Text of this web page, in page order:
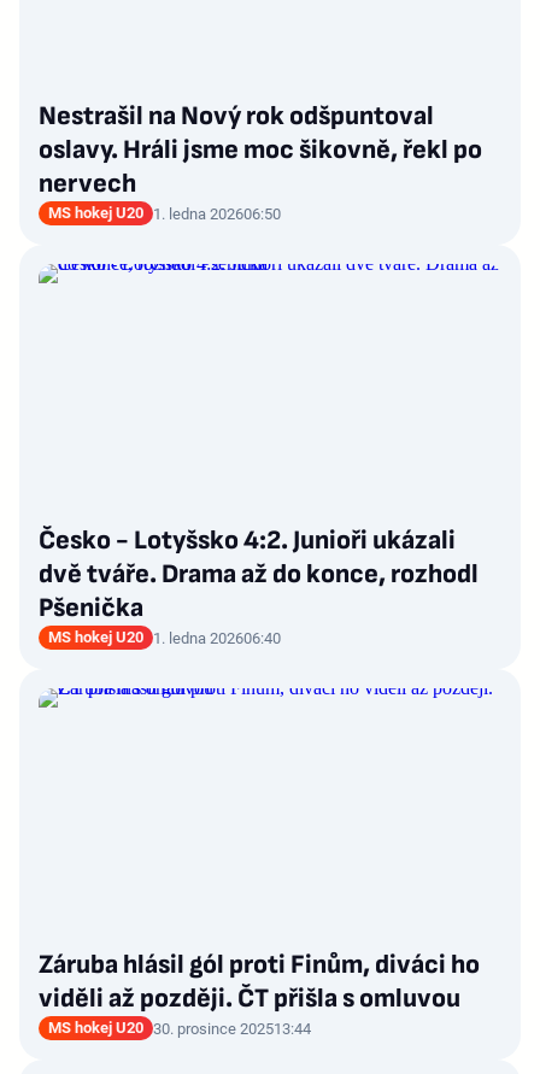
Nestrašil na Nový rok odšpuntoval
oslavy. Hráli jsme moc šikovně, řekl po
nervech
MS hokej U20 1. ledna 202606:50
Česko - Lotyšsko 4:2. Junioři ukázali
dvě tváře. Drama až do konce, rozhodl
Pšenička
MS hokej U20 1. ledna 202606:40
Záruba hlásil gól proti Finům, diváci ho
viděli až později. ČT přišla s omluvou
MS hokej U20 30. prosince 202513:44